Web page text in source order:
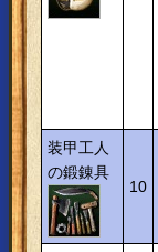
装甲工人
の鍛錬具
10